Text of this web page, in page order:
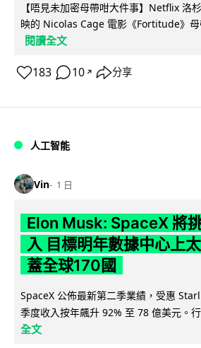
【唔見未加密母帶咁大件事】Netflix 洛
映的 Nicolas Cage 電影《Fortitude》
閱讀全文
183 10 ↗ 分享
人工智能
Vin 1 日
Elon Musk: SpaceX 將
入 目標明年數據中心上
蓋全球170國
SpaceX 公佈最新第二季業績，受惠
季度收入按年飆升 92% 至 78 億美元。
全文